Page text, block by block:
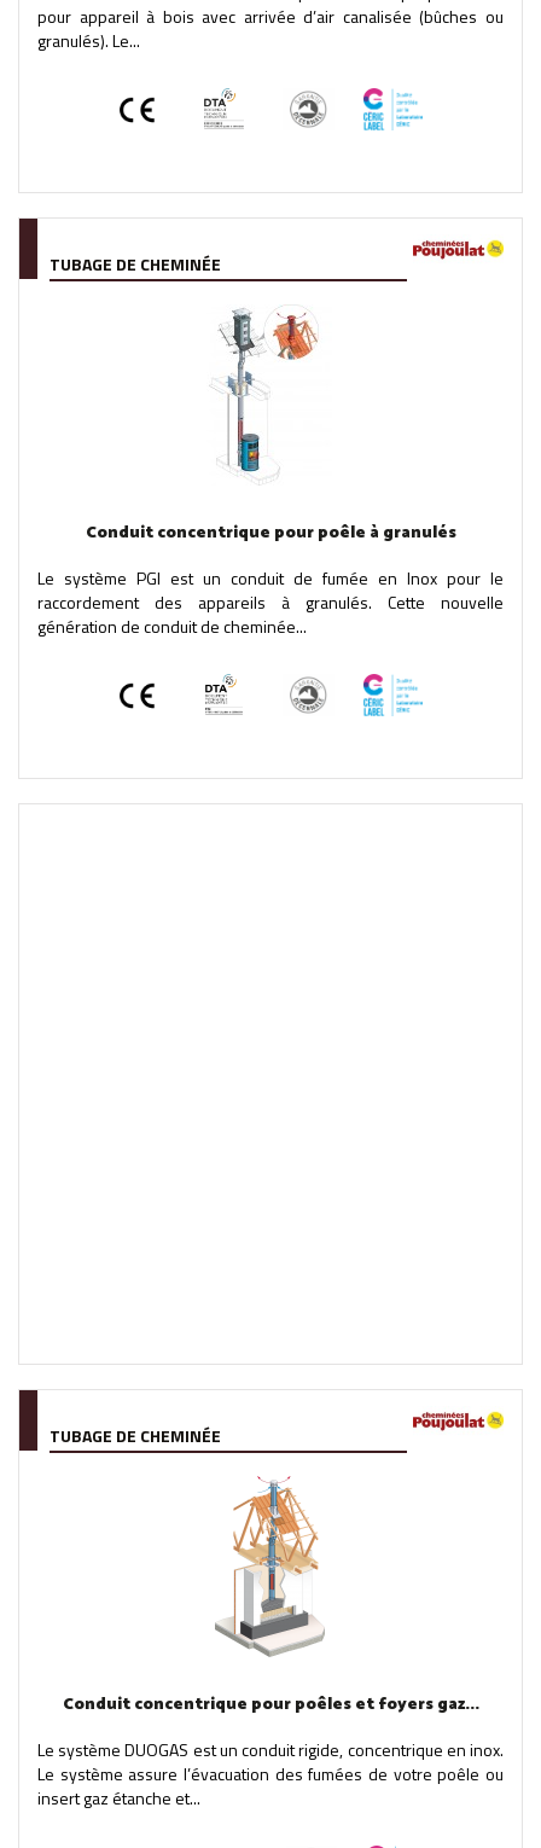
pour appareil à bois avec arrivée d’air canalisée (bûches ou
granulés). Le...
TUBAGE DE CHEMINÉE
Conduit concentrique pour poêle à granulés
Le système PGI est un conduit de fumée en Inox pour le
raccordement des appareils à granulés. Cette nouvelle
génération de conduit de cheminée...
TUBAGE DE CHEMINÉE
Conduit concentrique pour poêles et foyers gaz...
Le système DUOGAS est un conduit rigide, concentrique en inox.
Le système assure l’évacuation des fumées de votre poêle ou
insert gaz étanche et...